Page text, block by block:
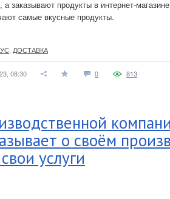
а заказывают продукты в интернет-
самые вкусные продукты.
ДОСТАВКА
08:30 0 813
о своём
услуги